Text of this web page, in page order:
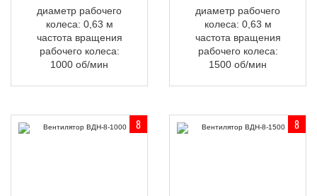
диаметр рабочего
колеса: 0,63 м
частота вращения
рабочего колеса:
1000 об/мин
диаметр рабочего
колеса: 0,63 м
частота вращения
рабочего колеса:
1500 об/мин
8 8